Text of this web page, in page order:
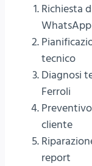
Richiesta
WhatsApp
tecnico
Diagnosi
Ferroli
cliente
report